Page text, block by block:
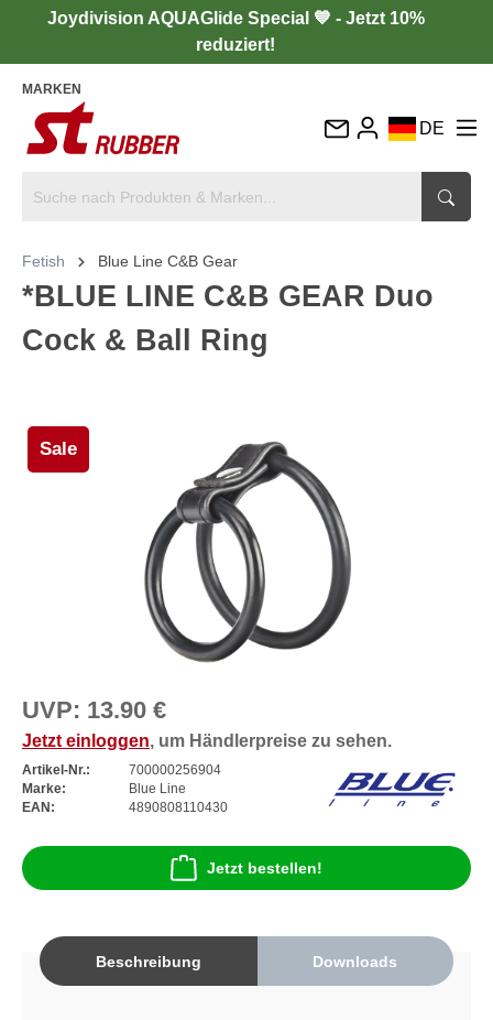
Joydivision AQUAGlide Special 💙 - Jetzt 10%
reduziert!
MARKEN
DE
IT
Fetish Blue Line C&B Gear
*BLUE LINE C&B GEAR Duo
Cock & Ball Ring
Sale
UVP: 13.90 €
Jetzt einloggen, um Händlerpreise zu sehen.
Artikel-Nr.:
700000256904
Marke:
Blue Line
EAN:
4890808110430
Jetzt bestellen!
Beschreibung Downloads